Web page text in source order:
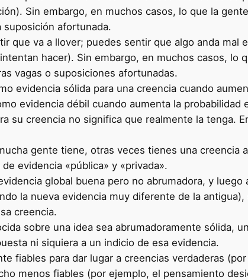
Sin embargo, en muchos casos, lo que la
afortunada.
que va a llover; puedes sentir que algo anda mal
hacer). Sin embargo, en muchos casos, lo
vagas o suposiciones afortunadas.
evidencia sólida para una creencia cuando
evidencia débil cuando aumenta la probabilidad
su creencia no significa que realmente la tenga.
gente tiene, otras veces tienes una creencia
evidencia «pública» y «privada».
global buena pero no abrumadora, y luego
la nueva evidencia muy diferente de la
creencia.
sobre una idea sea abrumadoramente sólida,
ni siquiera a un indicio de esa evidencia.
fiables para dar lugar a creencias verdaderas
menos fiables (por ejemplo, el pensamiento